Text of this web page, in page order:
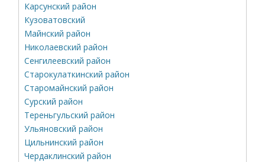
Карсунский район
Кузоватовский
Майнский район
Николаевский район
Сенгилеевский район
Старокулаткинский район
Старомайнский район
Сурский район
Тереньгульский район
Ульяновский район
Цильнинский район
Чердаклинский район